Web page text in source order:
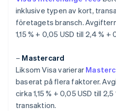
inklusive typen av kort,
företagets bransch.
1,15 % + 0,05 USD till 2,4 %
– Mastercard
Liksom Visa varierar
baserat på flera faktorer.
cirka 1,15 % + 0,05 USD till
transaktion.